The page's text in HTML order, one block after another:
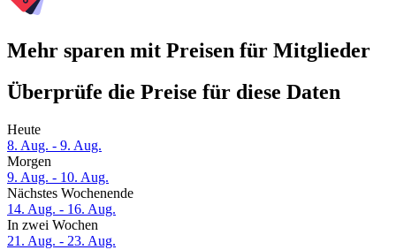
Mehr sparen mit Preisen für Mitglieder
Überprüfe die Preise für diese Daten
Heute
8. Aug. - 9. Aug.
Morgen
9. Aug. - 10. Aug.
Nächstes Wochenende
14. Aug. - 16. Aug.
In zwei Wochen
21. Aug. - 23. Aug.